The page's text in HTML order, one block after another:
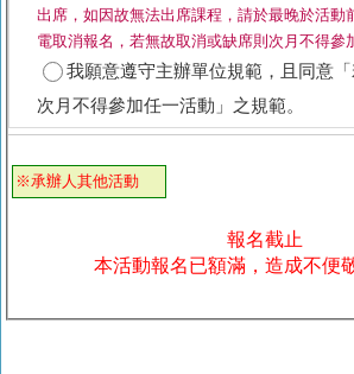
出席，如因故無法出席課程，請於最晚於活動
電取消報名，若無故取消或缺席則次月不得參
我願意遵守主辦單位規範，且同意
次月不得參加任一活動」之規範。
※承辦人其他活動
報名截止
本活動報名已額滿，造成不便